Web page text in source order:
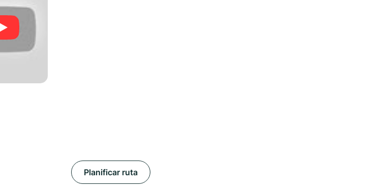
Planificar ruta